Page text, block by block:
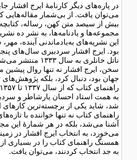
در پاره‌های دیگر کارنامۀ ایرج افشار
می‌توان یافت. از بی‌شمار مقاله‌هایی
بیش از سیصد متن کهن، رساله،
مجموعه‌ها و یادنامه‌ها، به نشر ده
این نشریه‌های به‌یادماندنی آینده،
بود. ایرج افشار سردبیری سال‌های
ناتل خانلری به
سخن، ایرج افشار نه تنها روال پیشین
جهان بود، دنبال کرد، بلکه
به همت استاد احسان یارشاطر و
شد، شاید یکی از برچسته‌ترین کارهای
راهنمای کتاب نه تنها خواننده با
آشنا می‌شد، بلکه در هر شمارۀ این
می‌خورد، به انتخاب ایرج افشار در
همسنگ راهنمای کتاب را در بسیاری
به جد انتخاب کردنند، می‌توان یافت.